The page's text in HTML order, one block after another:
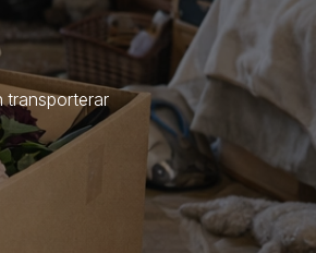
transporterar